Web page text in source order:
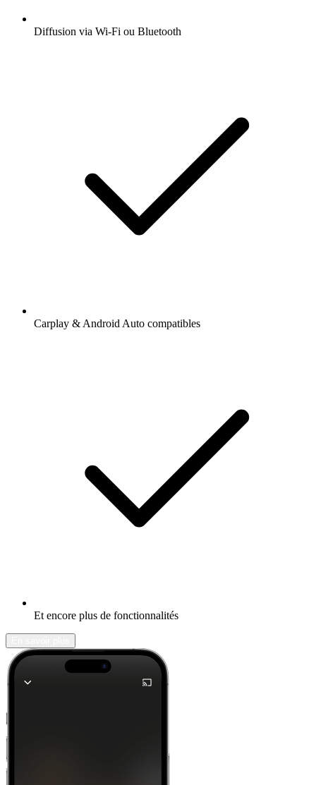
Diffusion via Wi-Fi ou Bluetooth
Carplay & Android Auto compatibles
Et encore plus de fonctionnalités